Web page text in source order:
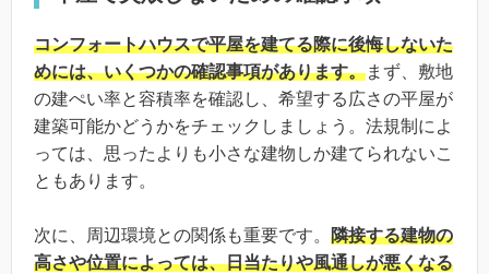
コンフォートハウスで平屋を建てる際に後悔しないた
めには、いくつかの確認事項があります。まず、敷地
の建ぺい率と容積率を確認し、希望する広さの平屋が
建築可能かどうかをチェックしましょう。法規制によ
っては、思ったよりも小さな建物しか建てられないこ
ともあります。
次に、周辺環境との関係も重要です。 隣接する建物の
高さや位置によっては、日当たりや風通しが悪くなる